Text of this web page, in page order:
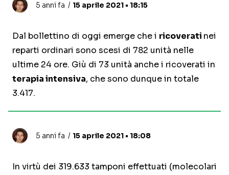
5 anni fa 15 aprile 2021 • 18:15
Dal bollettino di oggi emerge che i ricoverati nei
reparti ordinari sono scesi di 782 unità nelle
ultime 24 ore. Giù di 73 unità anche i ricoverati in
terapia intensiva, che sono dunque in totale
3.417.
5 anni fa 15 aprile 2021 • 18:08
In virtù dei 319.633 tamponi effettuati (molecolari